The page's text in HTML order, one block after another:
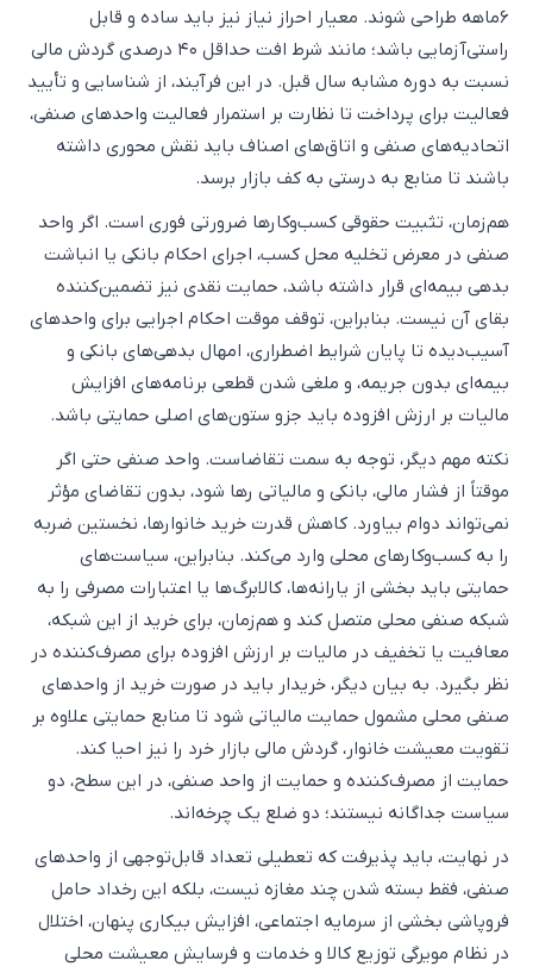
۶ماهه طراحی شوند. معیار احراز نیاز نیز باید ساده و قابل
راستی‌آزمایی باشد؛ مانند شرط افت حداقل ۴۰ درصدی گردش مالی
نسبت به دوره مشابه سال قبل. در این فرآیند، از شناسایی و تأیید
فعالیت برای پرداخت تا نظارت بر استمرار فعالیت واحدهای صنفی،
اتحادیه‌های صنفی و اتاق‌های اصناف باید نقش محوری داشته
باشند تا منابع به درستی به کف بازار برسد.
هم‌زمان، تثبیت حقوقی کسب‌وکارها ضرورتی فوری است. اگر واحد
صنفی در معرض تخلیه محل کسب، اجرای احکام بانکی یا انباشت
بدهی بیمه‌ای قرار داشته باشد، حمایت نقدی نیز تضمین‌کننده
بقای آن نیست. بنابراین، توقف موقت احکام اجرایی برای واحدهای
آسیب‌دیده تا پایان شرایط اضطراری، امهال بدهی‌های بانکی و
بیمه‌ای بدون جریمه، و ملغی شدن قطعی برنامه‌های افزایش
مالیات بر ارزش افزوده باید جزو ستون‌های اصلی حمایتی باشد.
نکته مهم دیگر، توجه به سمت تقاضاست. واحد صنفی حتی اگر
موقتاً از فشار مالی، بانکی و مالیاتی رها شود، بدون تقاضای مؤثر
نمی‌تواند دوام بیاورد. کاهش قدرت خرید خانوارها، نخستین ضربه
را به کسب‌وکارهای محلی وارد می‌کند. بنابراین، سیاست‌های
حمایتی باید بخشی از یارانه‌ها، کالابرگ‌ها یا اعتبارات مصرفی را به
شبکه صنفی محلی متصل کند و هم‌زمان، برای خرید از این شبکه،
معافیت یا تخفیف در مالیات بر ارزش افزوده برای مصرف‌کننده در
نظر بگیرد. به بیان دیگر، خریدار باید در صورت خرید از واحدهای
صنفی محلی مشمول حمایت مالیاتی شود تا منابع حمایتی علاوه بر
تقویت معیشت خانوار، گردش مالی بازار خرد را نیز احیا کند.
حمایت از مصرف‌کننده و حمایت از واحد صنفی، در این سطح، دو
سیاست جداگانه نیستند؛ دو ضلع یک چرخه‌اند.
در نهایت، باید پذیرفت که تعطیلی تعداد قابل‌توجهی از واحدهای
صنفی، فقط بسته شدن چند مغازه نیست، بلکه این رخداد حامل
فروپاشی بخشی از سرمایه اجتماعی، افزایش بیکاری پنهان، اختلال
در نظام مویرگی توزیع کالا و خدمات و فرسایش معیشت محلی